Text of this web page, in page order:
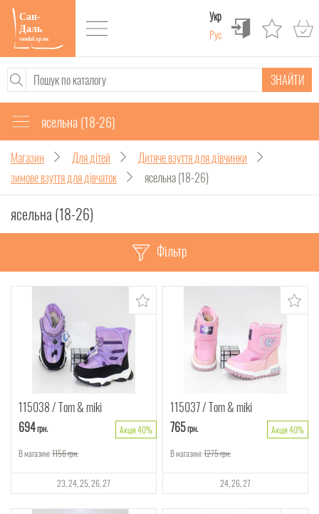
Укр
Рус
ЗНАЙТИ
ясельна (18-26)
Магазин Для дітей
Дитяче взуття для дівчинки
зимове взуття для дівчаток
ясельна (18-26)
ясельна (18-26)
Фільтр
115038 Tom & miki
694грн.
Акція 40%
В магазині:1156грн.
23 24 25 26 27
115037 Tom & miki
765грн.
Акція 40%
В магазині:1275грн.
24 26 27